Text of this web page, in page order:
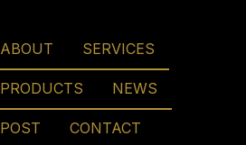
WiWA
ABOUT SERVICES
PRODUCTS NEWS
POST CONTACT